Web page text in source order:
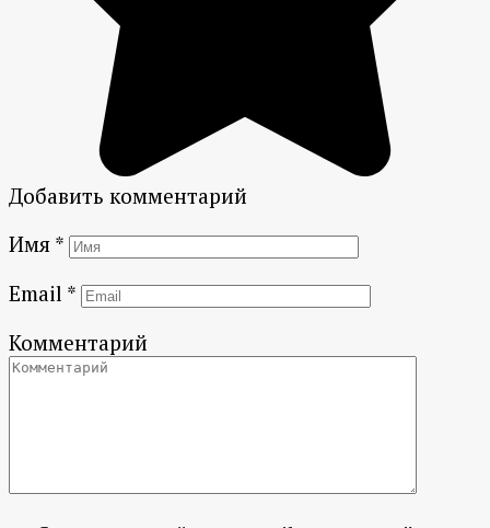
Добавить комментарий
Имя *
Email *
Комментарий